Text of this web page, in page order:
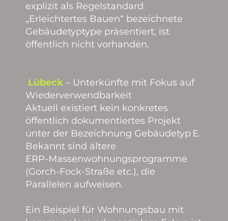
explizit als Regelstandard
„Erleichtertes Bauen“ bezeichnete
Gebäudetyptype präsentiert, ist
öffentlich nicht vorhanden.
Lübeck – Unterkünfte mit Fokus auf
Wiederverwendbarkeit
Aktuell existiert kein konkretes
öffentlich dokumentiertes Projekt
unter der Bezeichnung Gebäudetyp E.
Bekannt sind ältere
ERP‑Massenwohnungsprogramme
(Gorch‑Fock‑Straße etc.), die
Parallelen aufweisen.
Ein Beispiel für Wohnungsbau mit